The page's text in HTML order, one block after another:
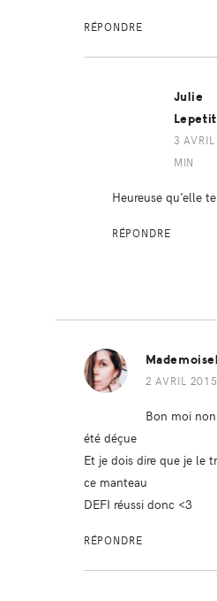
RÉPONDRE
Julie
3
MIN
Heureuse qu’elle
RÉPONDRE
2 AVRIL
Bon moi
été déçue
Et je dois dire que je le
ce manteau
DEFI réussi donc <3
RÉPONDRE